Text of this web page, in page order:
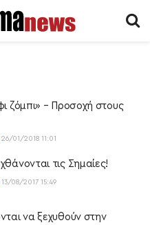
ζόμπι» – Προσοχή στους
26/01/2018 11:01
τις Σημαίες!
13/08/2017 15:49
να ξεχυθούν στην